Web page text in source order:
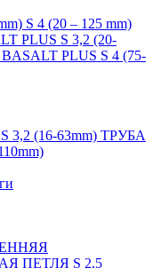
S 4 (20 – 125 mm)
PLUS S 3,2 (20-
PLUS S 4 (75-
3,2 (16-63mm) ТРУБА
ПЕТЛЯ S 2,5